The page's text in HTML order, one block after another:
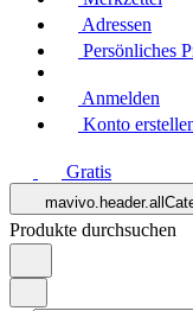
Adressen
Persönliches
Anmelden
Konto
Gratis
Produkte durchsuchen